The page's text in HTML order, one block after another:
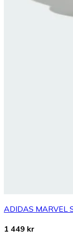
ADIDAS MARVEL
1 449 kr